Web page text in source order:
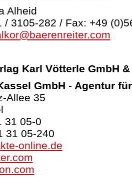
Alheid
/ 3105-282 / Fax: +49
Karl Vötterle GmbH &
GmbH - Agentur
Allee 35
31 05-0
31 05-240
online.de